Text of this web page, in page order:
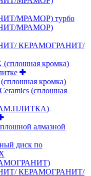
МРАМОР) турбо
МРАМОР)
КЕРАМОГРАНИТ/
кромка)
кромка)
(сплошная
алмазной
диск по
КЕРАМОГРАНИТ/